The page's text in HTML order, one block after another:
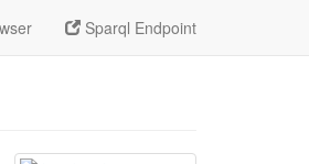
Sparql Endpoint